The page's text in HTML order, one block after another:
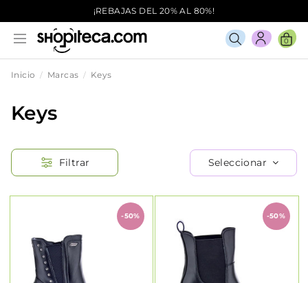
¡REBAJAS DEL 20% AL 80%!
0
Inicio Marcas Keys
Keys
Filtrar Seleccionar
-50% -50%